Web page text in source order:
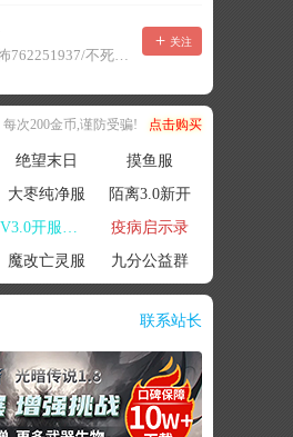
无限恐怖762251937/不死者末日1080207504
关注
每次200金币,谨防受骗! 点击购买
绝望末日
摸鱼服
大枣纯净服
陌离3.0新开
V3.0开服联机
疫病启示录
魔改亡灵服 九分公益群
联系站长